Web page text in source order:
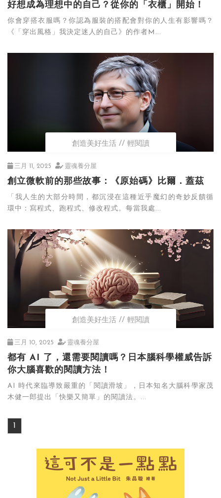
好想成為理想中的自己？從你的「衣櫃」開始！
你會穿搭衣服嗎？你認為服裝的搭配會對你的人生有影響嗎？
《「穿出風格」我決定迷人的自己》的作者M...
創造美好生活 輕閱讀
三月 11, 2025 靈魂養分屋
創立微軟前的那些故事：《原始碼》比爾．蓋茲
「我人生的大部分時間，都沉浸在這種近乎魔幻的奇妙反饋循
環中：寫程式、跑程式、修改程式。每當我處...
創造美好生活 輕閱讀
三月 10, 2025 靈魂養分屋
都有 AI 了，還需要閱讀嗎？日本腦科學權威告訴
你大腦喜歡的閱讀方法！
AI 時代來臨導致嚴重的「閱讀滑坡」，日本知名大腦科學家茂
木健一郎提出「快樂又簡單」的閱讀法。...
1